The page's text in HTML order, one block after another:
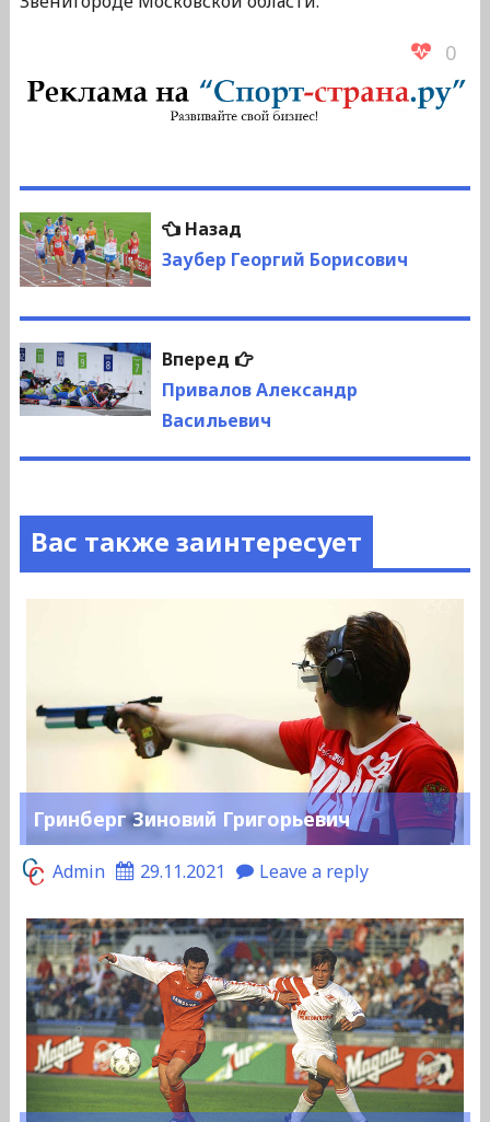
0
Навигация
по
записям
НазадПредыдущая
запись:
Заубер Георгий Борисович
Вперед
Следующая
запись:
Привалов Александр
Васильевич
Вас также заинтересует
Гринберг Зиновий Григорьевич
Admin 29.11.2021 Leave a reply